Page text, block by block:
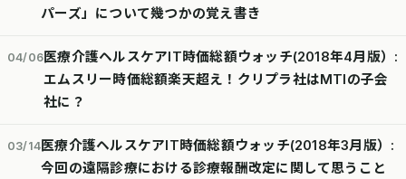
パーズ」について幾つかの覚え書き
04/06医療介護ヘルスケアIT時価総額ウォッチ(2018年4月版）:
エムスリー時価総額楽天超え！クリプラ社はMTIの子会
社に？
03/14医療介護ヘルスケアIT時価総額ウォッチ(2018年3月版）:
今回の遠隔診療における診療報酬改定に関して思うこと